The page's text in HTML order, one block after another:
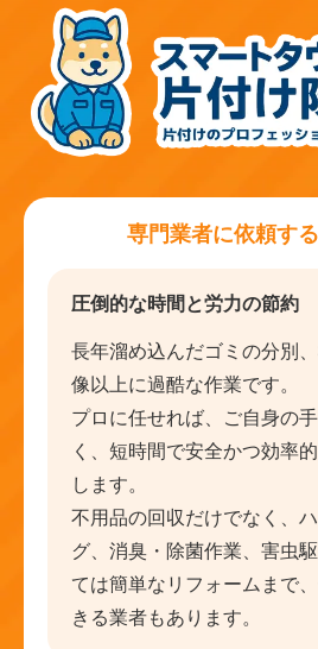
専門業者に依頼す
圧倒的な時間と労力の節約
長年溜め込んだゴミの分別
像以上に過酷な作業です。
プロに任せれば、ご自身の
く、短時間で安全かつ効率
します。
不用品の回収だけでなく、
グ、消臭・除菌作業、害虫
ては簡単なリフォームまで
きる業者もあります。